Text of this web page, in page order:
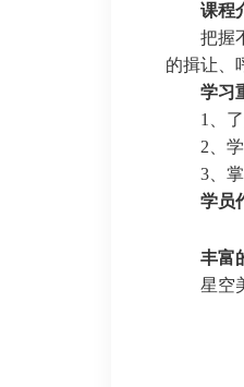
课程
把握
的揖让、
学习
1、
2、
3、
学员
丰富
星空